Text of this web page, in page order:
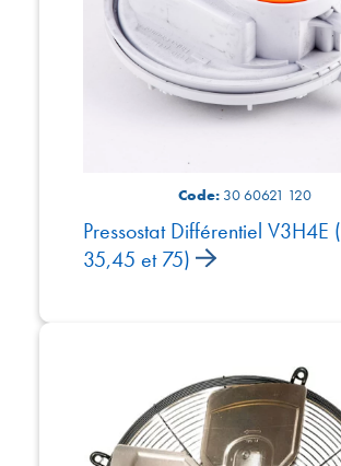
Code: 30 60621 120
Pressostat Différentiel V3H4E
35,45 et 75)